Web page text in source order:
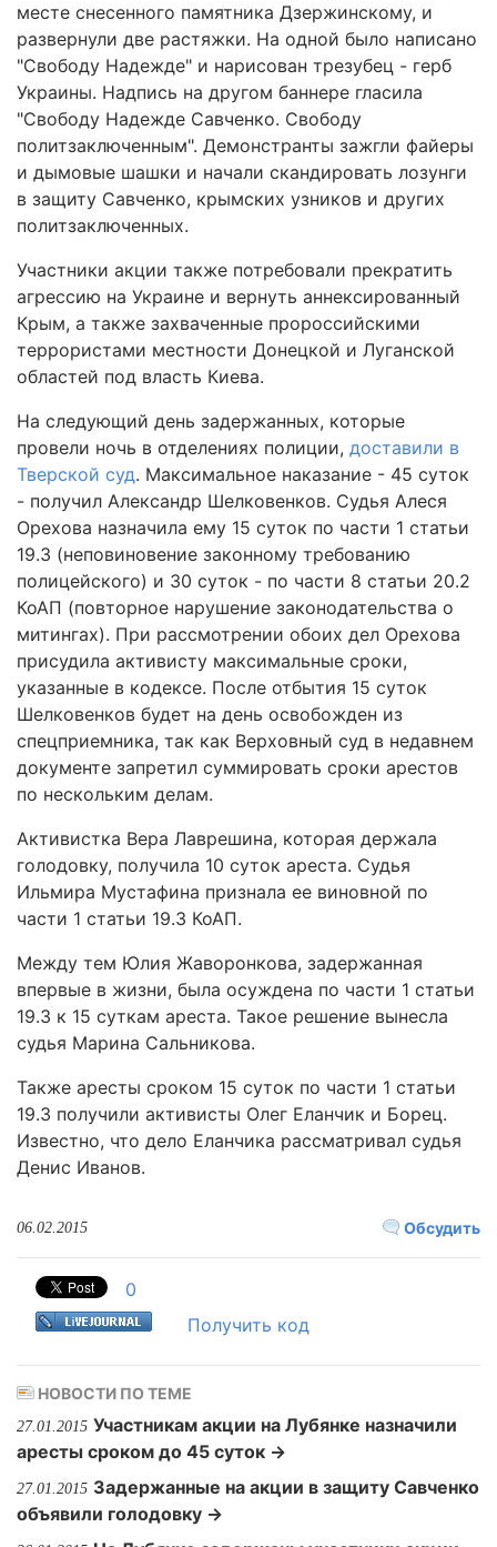
месте снесенного памятника Дзержинскому, и
развернули две растяжки. На одной было написано
"Свободу Надежде" и нарисован трезубец - герб
Украины. Надпись на другом баннере гласила
"Свободу Надежде Савченко. Свободу
политзаключенным". Демонстранты зажгли файеры
и дымовые шашки и начали скандировать лозунги
в защиту Савченко, крымских узников и других
политзаключенных.
Участники акции также потребовали прекратить
агрессию на Украине и вернуть аннексированный
Крым, а также захваченные пророссийскими
террористами местности Донецкой и Луганской
областей под власть Киева.
На следующий день задержанных, которые
провели ночь в отделениях полиции, доставили в
Тверской суд. Максимальное наказание - 45 суток
- получил Александр Шелковенков. Судья Алеся
Орехова назначила ему 15 суток по части 1 статьи
19.3 (неповиновение законному требованию
полицейского) и 30 суток - по части 8 статьи 20.2
КоАП (повторное нарушение законодательства о
митингах). При рассмотрении обоих дел Орехова
присудила активисту максимальные сроки,
указанные в кодексе. После отбытия 15 суток
Шелковенков будет на день освобожден из
спецприемника, так как Верховный суд в недавнем
документе запретил суммировать сроки арестов
по нескольким делам.
Активистка Вера Лаврешина, которая держала
голодовку, получила 10 суток ареста. Судья
Ильмира Мустафина признала ее виновной по
части 1 статьи 19.3 КоАП.
Между тем Юлия Жаворонкова, задержанная
впервые в жизни, была осуждена по части 1 статьи
19.3 к 15 суткам ареста. Такое решение вынесла
судья Марина Сальникова.
Также аресты сроком 15 суток по части 1 статьи
19.3 получили активисты Олег Еланчик и Борец.
Известно, что дело Еланчика рассматривал судья
Денис Иванов.
Обсудить
06.02.2015
0
Получить код
НОВОСТИ ПО ТЕМЕ
27.01.2015 Участникам акции на Лубянке назначили
аресты сроком до 45 суток →
27.01.2015 Задержанные на акции в защиту Савченко
объявили голодовку →